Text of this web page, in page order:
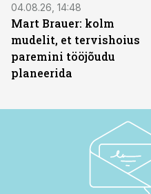
04.08.26, 14:48
Mart Brauer: kolm
mudelit, et tervishoius
paremini tööjõudu
planeerida